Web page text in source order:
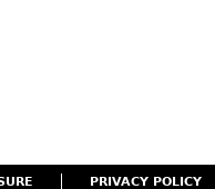
PRIVACY POLICY